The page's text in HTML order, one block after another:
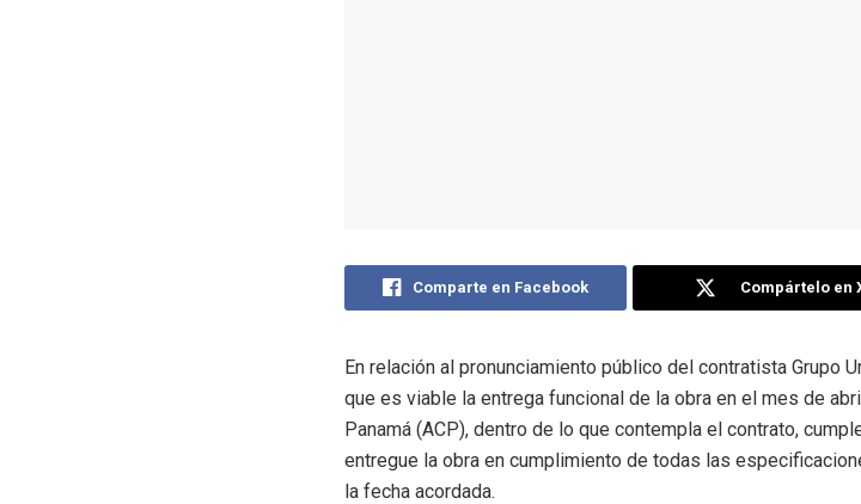
Comparte en Facebook Compártelo en
En relación al pronunciamiento público del contratista Grupo
que es viable la entrega funcional de la obra en el mes de
Panamá (ACP), dentro de lo que contempla el contrato,
entregue la obra en cumplimiento de todas las
la fecha acordada.